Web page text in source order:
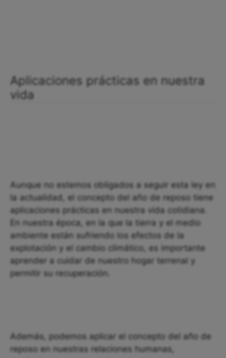
Aplicaciones prácticas en nuestra
vida
Aunque no estemos obligados a seguir esta ley en
la actualidad, el concepto del año de reposo tiene
aplicaciones prácticas en nuestra vida cotidiana.
En nuestra época, en la que la tierra y el medio
ambiente están sufriendo los efectos de la
explotación y el cambio climático, es importante
aprender a cuidar de nuestro hogar terrenal y
permitir su recuperación.
Además, podemos aplicar el concepto del año de
reposo en nuestras relaciones humanas,